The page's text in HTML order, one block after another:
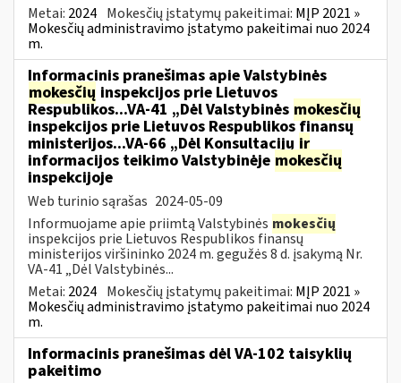
Metai: 2024 Mokesčių įstatymų pakeitimai: MĮP 2021 »
Mokesčių administravimo įstatymo pakeitimai nuo 2024
m.
Informacinis pranešimas apie Valstybinės
mokesčių inspekcijos prie Lietuvos
Respublikos...VA-41 „Dėl Valstybinės mokesčių
inspekcijos prie Lietuvos Respublikos finansų
ministerijos...VA-66 „Dėl Konsultacijų ir
informacijos teikimo Valstybinėje mokesčių
inspekcijoje
Web turinio sąrašas 2024-05-09
Informuojame apie priimtą Valstybinės mokesčių
inspekcijos prie Lietuvos Respublikos finansų
ministerijos viršininko 2024 m. gegužės 8 d. įsakymą Nr.
VA-41 „Dėl Valstybinės...
Metai: 2024 Mokesčių įstatymų pakeitimai: MĮP 2021 »
Mokesčių administravimo įstatymo pakeitimai nuo 2024
m.
Informacinis pranešimas dėl VA-102 taisyklių
pakeitimo